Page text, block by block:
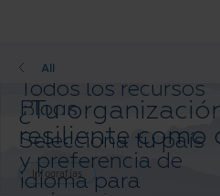
Todos los recursos
Blogs
Casos de éxito
Guías de solución
Webinars
Papel blanco
All
Selecciona tu país
y preferencia de
idioma para
Infografías
¿Tu
resiliente como
Infografías